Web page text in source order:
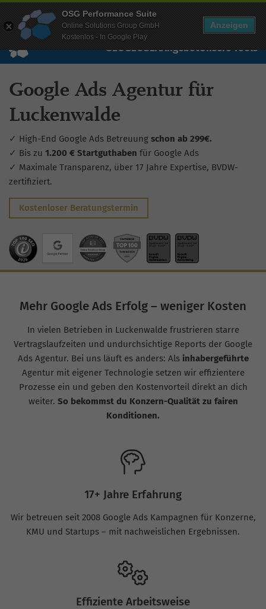
Wissen Free Checks Über uns Free Account
SEOGEOSEAAngebotUnsere Tools
Google Ads Agentur für
Luckenwalde
✓ High-End Google Ads Betreuung schon ab 299€.
✓ Bis zu 1.200 € Startguthaben für Google Ads
✓ Maximale Transparenz, über 17 Jahre Expertise, BVDW-
zertifiziert.
Kostenloser Beratungstermin
Mehr Google Ads Erfolg – weniger Kosten
In vielen Betrieben in Luckenwalde frustrieren starre
Vertragslaufzeiten und undurchsichtige Reports der Google
Ads Agentur. Bei uns läuft es anders: Als inhabergeführte
Agentur mit eigener Technologie setzen wir effizientere
Prozesse ein und geben den Kostenvorteil direkt an dich
weiter. So bekommst du Konzern-Qualität zu fairen
Konditionen.
17+ Jahre Erfahrung
Wir betreuen seit 2008 Google Ads Kampagnen für Konzerne,
KMU und Startups – mit nachweislichen Ergebnissen.
Effiziente Arbeitsweise
OSG Performance Suite
Online Solutions Group GmbH
Kostenlos - In Google Play
Anzeigen